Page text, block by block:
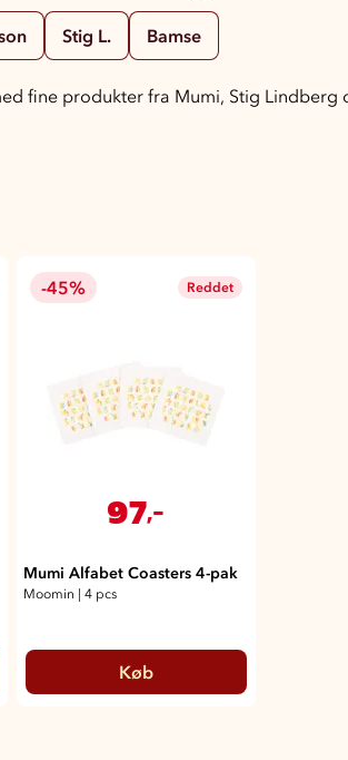
Stig L. Bamse
fine produkter fra Mumi, Stig Lindberg
-45% Reddet
97,-
Mumi Alfabet Coasters 4-pak
Moomin 4 pcs
Køb